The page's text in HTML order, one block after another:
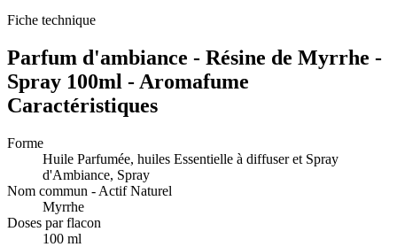
Fiche technique
Parfum d'ambiance - Résine de Myrrhe -
Spray 100ml - Aromafume
Caractéristiques
Forme
Huile Parfumée, huiles Essentielle à diffuser et Spray
d'Ambiance, Spray
Nom commun - Actif Naturel
Myrrhe
Doses par flacon
100 ml